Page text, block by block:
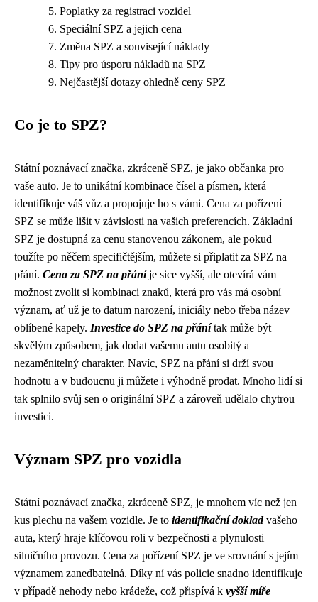
Poplatky za registraci vozidel
Speciální SPZ a jejich cena
Změna SPZ a související náklady
Tipy pro úsporu nákladů na SPZ
Nejčastější dotazy ohledně ceny SPZ
Co je to SPZ?
Státní poznávací značka, zkráceně SPZ, je jako občanka pro
vaše auto. Je to unikátní kombinace čísel a písmen, která
identifikuje váš vůz a propojuje ho s vámi. Cena za pořízení
SPZ se může lišit v závislosti na vašich preferencích. Základní
SPZ je dostupná za cenu stanovenou zákonem, ale pokud
toužíte po něčem specifičtějším, můžete si připlatit za SPZ na
přání. Cena za SPZ na přáníje sice vyšší, ale otevírá vám
možnost zvolit si kombinaci znaků, která pro vás má osobní
význam, ať už je to datum narození, iniciály nebo třeba název
oblíbené kapely. Investice do SPZ na přánítak může být
skvělým způsobem, jak dodat vašemu autu osobitý a
nezaměnitelný charakter. Navíc, SPZ na přání si drží svou
hodnotu a v budoucnu ji můžete i výhodně prodat. Mnoho lidí si
tak splnilo svůj sen o originální SPZ a zároveň udělalo chytrou
investici.
Význam SPZ pro vozidla
Státní poznávací značka, zkráceně SPZ, je mnohem víc než jen
kus plechu na vašem vozidle. Je to identifikační dokladvašeho
auta, který hraje klíčovou roli v bezpečnosti a plynulosti
silničního provozu. Cena za pořízení SPZ je ve srovnání s jejím
významem zanedbatelná. Díky ní vás policie snadno identifikuje
v případě nehody nebo krádeže, což přispívá k vyšší míře